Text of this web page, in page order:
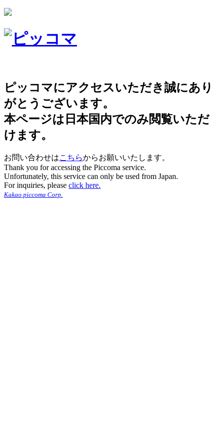
ピッコマにアクセスいただき誠にあり
がとうございます。
本ページは日本国内でのみ閲覧いただ
けます。
お問い合わせはこちらからお願いいたします。
Thank you for accessing the Piccoma service.
Unfortunately, this service can only be used from Japan.
For inquiries, please click here.
Kakao piccoma Corp.